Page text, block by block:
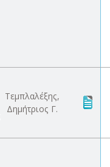
Τεμπλαλέξης,
Δημήτριος Γ.